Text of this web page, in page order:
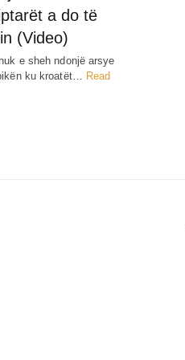
a do të
(Video)
e sheh ndonjë arsye
ku kroatët… Read